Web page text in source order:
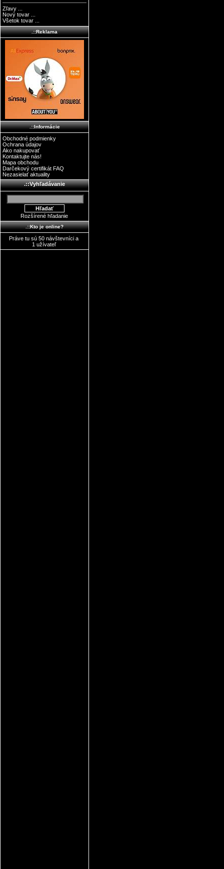
Zľavy ...
Nový tovar ...
Všetok tovar ...
.::Reklama
.::Informácie
Obchodné podmienky
Ochrana údajov
Ako nakupovať
Kontaktujte nás!
Mapa obchodu
Darčekový certifikát FAQ
Nezasielať aktuality
.::Vyhľadávanie
Rozšírené hľadanie
.::Kto je online?
Práve tu sú 50 návštevníci a
1 užívateľ